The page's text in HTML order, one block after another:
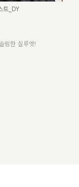
트_DY
림한 실루엣!